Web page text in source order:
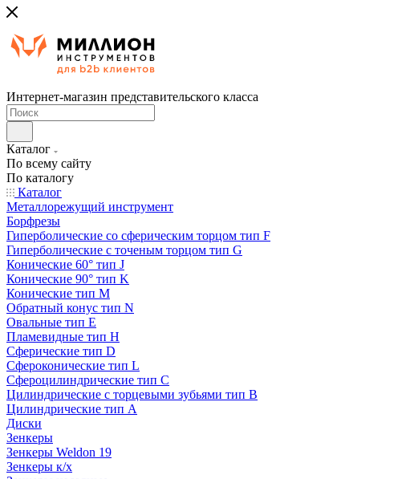
Интернет-магазин представительского класса
Каталог
По всему сайту
По каталогу
Каталог
Металлорежущий инструмент
Борфрезы
Гиперболические cо сферическим торцом тип F
Гиперболические с точеным торцом тип G
Конические 60° тип J
Конические 90° тип K
Конические тип M
Обратный конус тип N
Овальные тип E
Пламевидные тип H
Сферические тип D
Сфероконические тип L
Сфероцилиндрические тип C
Цилиндрические с торцевыми зубьями тип B
Цилиндрические тип А
Диски
Зенкеры
Зенкеры Weldon 19
Зенкеры к/х